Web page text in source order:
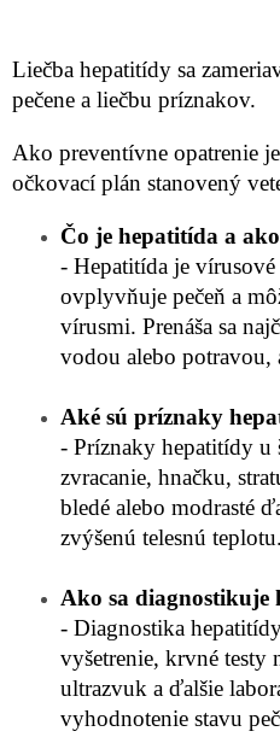
Liečba hepatitídy sa
pečene a liečbu príznakov.
Ako preventívne opatrenie
očkovací plán stanovený
Čo je hepatitída a
- Hepatitída je
ovplyvňuje pečeň a
vírusmi. Prenáša sa
vodou alebo potravou,
Aké sú príznaky
- Príznaky hepatitídy u
zvracanie, hnačku,
bledé alebo modrasté
zvýšenú telesnú teplotu.
Ako sa diagnostikuje
- Diagnostika
vyšetrenie, krvné testy
ultrazvuk a ďalšie
vyhodnotenie stavu